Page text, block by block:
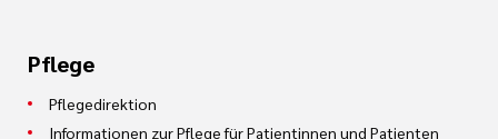
Pflege
Pflegedirektion
Informationen zur Pflege für Patientinnen und Patienten